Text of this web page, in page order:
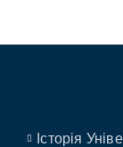
Історія